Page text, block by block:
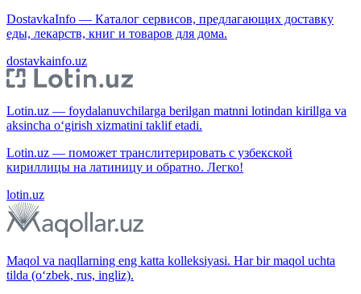
DostavkaInfo — Каталог сервисов, предлагающих доставку
еды, лекарств, книг и товаров для дома.
dostavkainfo.uz
Lotin.uz — foydalanuvchilarga berilgan matnni lotindan kirillga va
aksincha o‘girish xizmatini taklif etadi.
Lotin.uz — поможет транслитерировать с узбекской
кириллицы на латиницу и обратно. Легко!
lotin.uz
Maqol va naqllarning eng katta kolleksiyasi. Har bir maqol uchta
tilda (o‘zbek, rus, ingliz).